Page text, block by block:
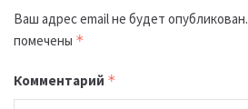
Ваш адрес email не будет опубликован.
помечены *
Комментарий *